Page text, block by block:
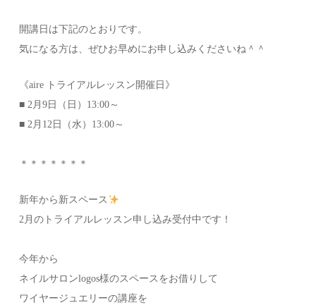
開講日は下記のとおりです。
気になる方は、ぜひお早めにお申し込みくださいね＾＾
《aire トライアルレッスン開催日》
■ 2月9日（日）13:00～
■ 2月12日（水）13:00～
＊＊＊＊＊＊＊
新年から新スペース
2月のトライアルレッスン申し込み受付中です！
今年から
ネイルサロンlogos様のスペースをお借りして
ワイヤージュエリーの講座を